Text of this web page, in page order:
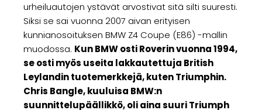
urheiluautojen ystävät arvostivat sitä silti suuresti.
Siksi se sai vuonna 2007 aivan erityisen
kunnianosoituksen BMW Z4 Coupe (E86) -mallin
muodossa. Kun BMW osti Roverin vuonna 1994,
se osti myös useita lakkautettuja British
Leylandin tuotemerkkejä, kuten Triumphin.
Chris Bangle, kuuluisa BMW:n
suunnittelupäällikkö, oli aina suuri Triumph